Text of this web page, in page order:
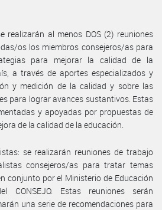
realizarán al menos DOS (2) reuniones
os los miembros consejeros/as para
para mejorar la calidad de la
a través de aportes especializados y
y medición de la calidad y sobre las
para lograr avances sustantivos. Estas
y apoyadas por propuestas de
de la calidad de la educación.
se realizarán reuniones de trabajo
consejeros/as para tratar temas
conjunto por el Ministerio de Educación
CONSEJO. Estas reuniones serán
una serie de recomendaciones para